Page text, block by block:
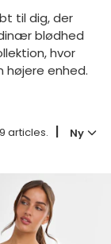
til dig, der
blødhed
hvor
højere enhed.
articles. Ny